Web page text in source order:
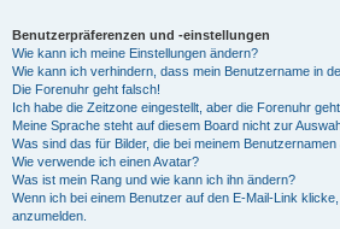
Benutzerpräferenzen und -einstellungen
Wie kann ich meine Einstellungen ändern?
Wie kann ich verhindern, dass mein Benutzername in
Die Forenuhr geht falsch!
Ich habe die Zeitzone eingestellt, aber die Forenuhr
Meine Sprache steht auf diesem Board nicht zur
Was sind das für Bilder, die bei meinem
Wie verwende ich einen Avatar?
Was ist mein Rang und wie kann ich ihn ändern?
Wenn ich bei einem Benutzer auf den E-Mail-Link
anzumelden.